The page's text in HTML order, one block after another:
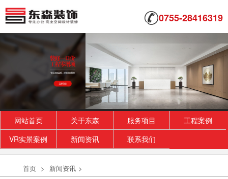
0755-28416319
网站首页 关于东森 服务项目
工程案例
VR实景案例
新闻资讯 联系我们
首页 > 新闻资讯 >